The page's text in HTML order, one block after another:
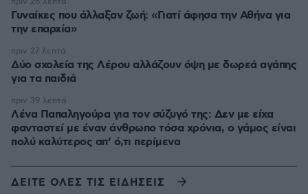
Γυναίκες που άλλαξαν ζωή: «Γιατί άφησα την Αθήνα για
την επαρχία»
Δύο σχολεία της Λέρου αλλάζουν όψη με δωρεά αγάπης
για τα παιδιά
πριν 27 λεπτά
Λένα Παπαληγούρα για τον σύζυγό της: Δεν με είχα
φανταστεί με έναν άνθρωπο τόσα χρόνια, ο γάμος είναι
πολύ καλύτερος απ’ ό,τι περίμενα
πριν 39 λεπτά
ΔΕΙΤΕ ΟΛΕΣ ΤΙΣ ΕΙΔΗΣΕΙΣ